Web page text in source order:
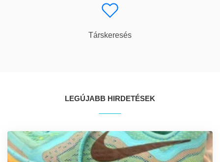
Társkeresés
LEGÚJABB HIRDETÉSEK